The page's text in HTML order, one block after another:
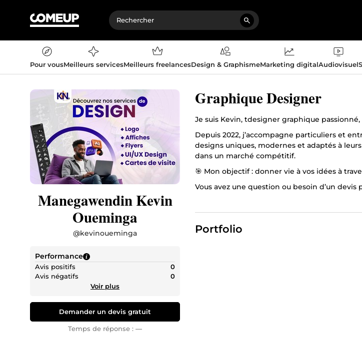
Pour vousMeilleurs servicesMeilleurs freelancesDesign & GraphismeMarketing digitalAudiovisuel
Manegawendin Kevin
Oueminga
@kevinoueminga
Performance
Avis positifs
0
Avis négatifs
0
Voir plus
Demander un devis gratuit
Temps de réponse : —
Graphique Designer
Je suis Kevin, tdesigner graphique
Depuis 2022, j’accompagne particuliers et
designs uniques, modernes et adaptés à
dans un marché compétitif.
🎯 Mon objectif : donner vie à vos idées à
Vous avez une question ou besoin d’un
✨ Hâte de collaborer avec vous et de créer
Portfolio